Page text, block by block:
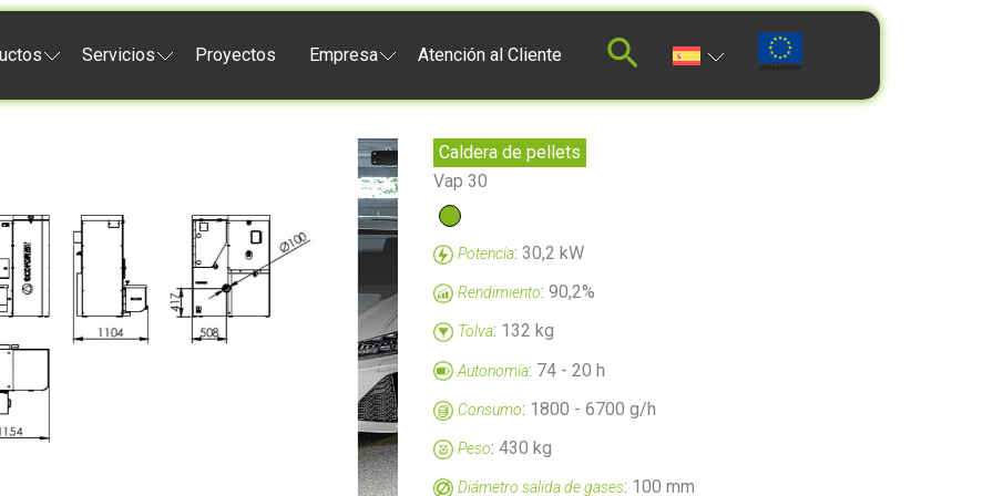
Servicios Proyectos Empresa Atención al Cliente
Caldera de pellets
Vap 30
Potencia: 30,2 kW
Rendimiento: 90,2%
Tolva: 132 kg
Autonomía: 74 - 20 h
Consumo: 1800 - 6700 g/h
Peso: 430 kg
Diámetro salida de gases: 100 mm